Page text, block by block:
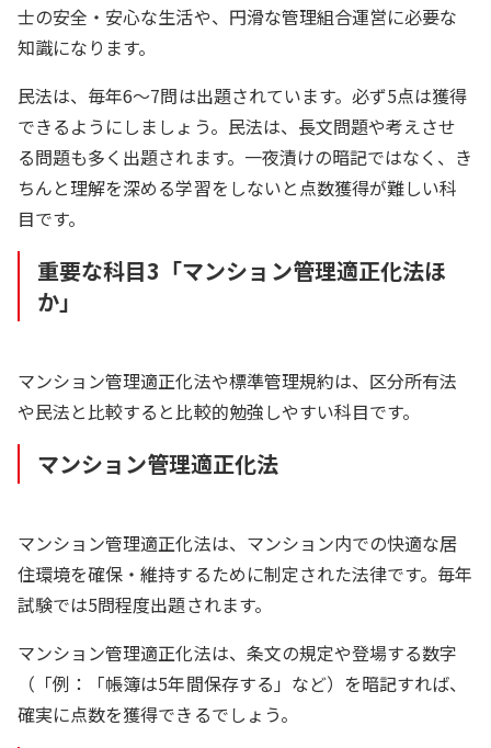
士の安全・安心な生活や、円滑な管理組合運営に必要な
知識になります。
民法は、毎年6〜7問は出題されています。必ず5点は獲得
できるようにしましょう。民法は、長文問題や考えさせ
る問題も多く出題されます。一夜漬けの暗記ではなく、き
ちんと理解を深める学習をしないと点数獲得が難しい科
目です。
重要な科目3「マンション管理適正化法ほ
か」
マンション管理適正化法や標準管理規約は、区分所有法
や民法と比較すると比較的勉強しやすい科目です。
マンション管理適正化法
マンション管理適正化法は、マンション内での快適な居
住環境を確保・維持するために制定された法律です。毎年
試験では5問程度出題されます。
マンション管理適正化法は、条文の規定や登場する数字
（「例：「帳簿は5年間保存する」など）を暗記すれば、
確実に点数を獲得できるでしょう。